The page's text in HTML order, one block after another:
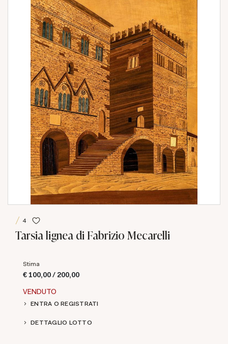
4
Tarsia lignea di Fabrizio Mecarelli
Stima
€ 100,00 / 200,00
VENDUTO
ENTRA O REGISTRATI
DETTAGLIO LOTTO